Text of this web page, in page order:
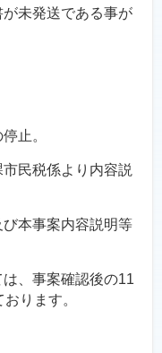
未発送である事が
止。
民税係より内容説
本事案内容説明等
、事案確認後の11
ります。